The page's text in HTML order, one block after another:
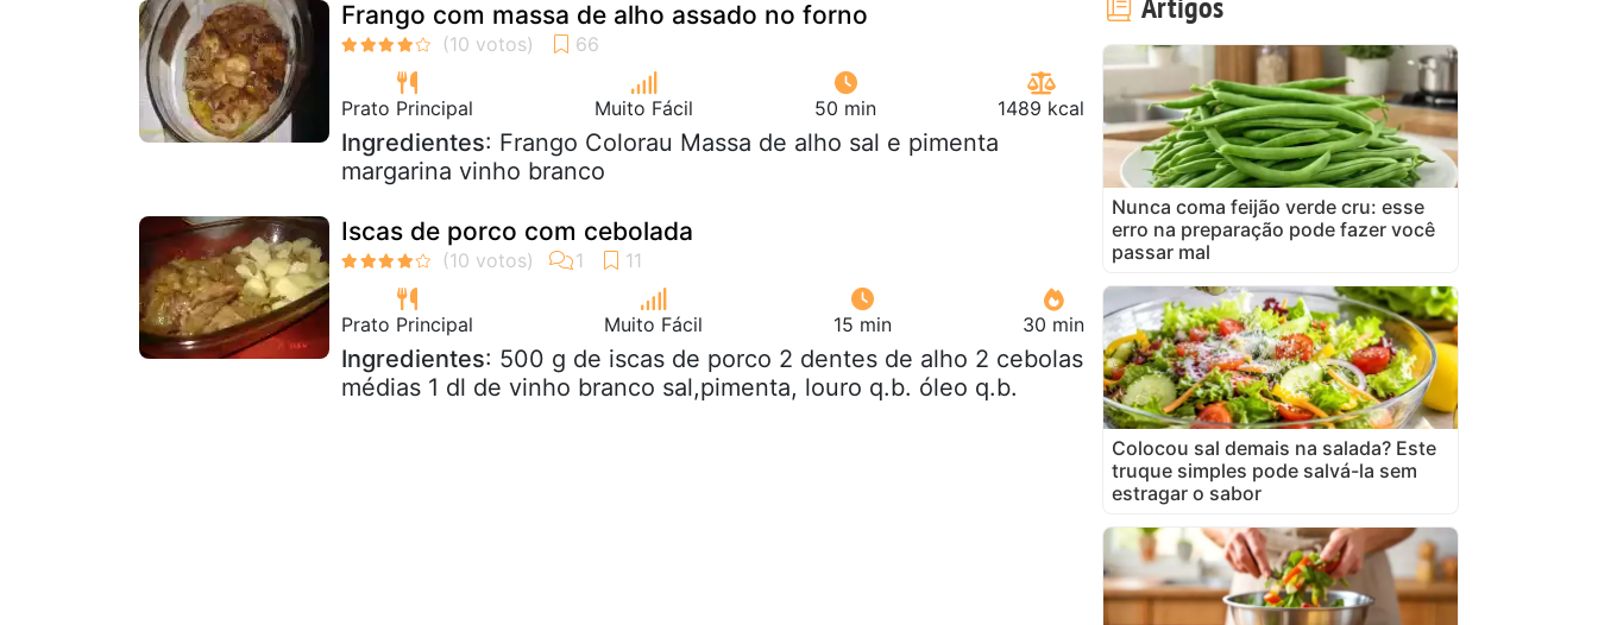
Frango com massa de alho assado no forno
Prato Principal Muito Fácil 50 min 1489 kcal
Ingredientes: Frango Colorau Massa de alho sal e pimenta
margarina vinho branco
Iscas de porco com cebolada
Prato Principal Muito Fácil 15 min 30 min
Ingredientes: 500 g de iscas de porco 2 dentes de alho 2 cebolas
médias 1 dl de vinho branco sal,pimenta, louro q.b. óleo q.b.
Nunca coma feijão verde cru: esse
erro na preparação pode fazer você
passar mal
Colocou sal demais na salada? Este
truque simples pode salvá-la sem
estragar o sabor